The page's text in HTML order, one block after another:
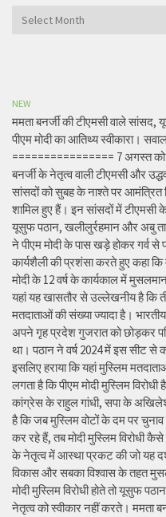
Archives
NEW
ममता बनर्जी की टीएमसी वाले
पीएम मोदी का आतिथ्य स्वीकारा।
================ 7 अगस्त को
बनर्जी के नेतृत्व वाली टीएमसी और
सांसदों को सुबह के नाश्ते पर आमंत्रित
शामिल हुए हैं। इन सांसदों में टीएमसी
यूसुफ पठान, खलीलुर्रहमान और अबु
ने पीएम मोदी के पास खड़े होकर गर्व से
कार्यशैली की प्रशंसा करते हुए कहा कि
मोदी के 12 वर्ष के कार्यकाल में
यहां यह खासतौर से उल्लेखनीय है कि
मतदाताओं की संख्या ज्यादा है।
अपने गृह प्रदेश गुजरात को छोड़कर
था। पठान ने वर्ष 2024 में इस सीट से
इसलिए हराया कि यहां मुस्लिम
लगता है कि पीएम मोदी मुस्लिम
कांग्रेस के राहुल गांधी, सपा के
है कि जब मुस्लिम वोटों के दम पर चुनाव
कर रहे हैं, तब मोदी मुस्लिम विरोधी
के नेतृत्व में आस्था प्रकट की जो यह
विकास और सबका विश्वास के तहत
मोदी मुस्लिम विरोधी होते तो यूसुफ
नेतृत्व को स्वीकार नहीं करते। ममता